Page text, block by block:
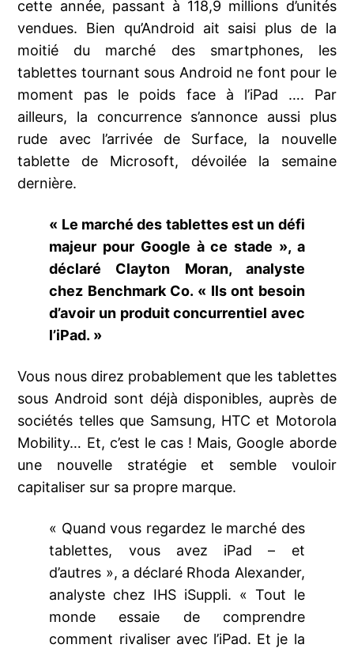
cette année, passant à 118,9 millions d’unités
vendues. Bien qu’Android ait saisi plus de la
moitié du marché des smartphones, les
tablettes tournant sous Android ne font pour le
moment pas le poids face à l’iPad …. Par
ailleurs, la concurrence s’annonce aussi plus
rude avec l’arrivée de Surface, la nouvelle
tablette de Microsoft, dévoilée la semaine
dernière.
« Le marché des tablettes est un défi
majeur pour Google à ce stade », a
déclaré Clayton Moran, analyste
chez Benchmark Co. « Ils ont besoin
d’avoir un produit concurrentiel avec
l’iPad. »
Vous nous direz probablement que les tablettes
sous Android sont déjà disponibles, auprès de
sociétés telles que Samsung, HTC et Motorola
Mobility… Et, c’est le cas ! Mais, Google aborde
une nouvelle stratégie et semble vouloir
capitaliser sur sa propre marque.
« Quand vous regardez le marché des
tablettes, vous avez iPad – et
d’autres », a déclaré Rhoda Alexander,
analyste chez IHS iSuppli. « Tout le
monde essaie de comprendre
comment rivaliser avec l’iPad. Et je la